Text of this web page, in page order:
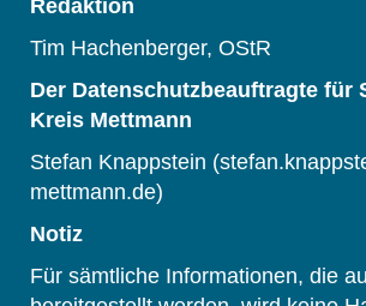
Redaktion
Tim Hachenberger, OStR
Der Datenschutzbeauftragte für
Kreis Mettmann
Stefan Knappstein
mettmann.de)
Notiz
Für sämtliche Informationen, die